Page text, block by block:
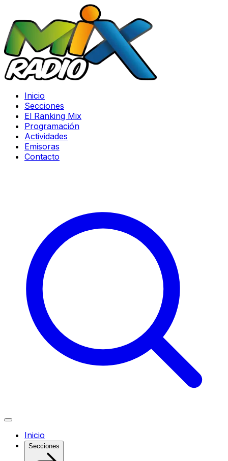
Inicio
Secciones
El Ranking Mix
Programación
Actividades
Emisoras
Contacto
Inicio
Secciones